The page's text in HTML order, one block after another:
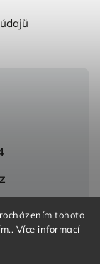
tohoto
Více informací